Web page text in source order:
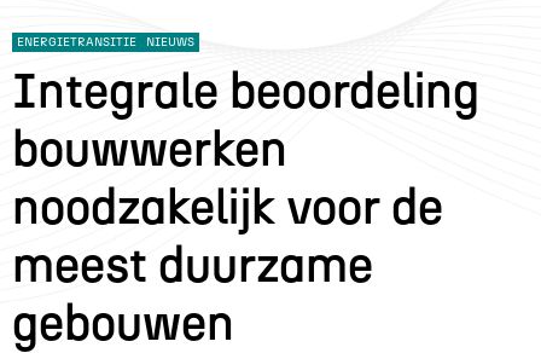
ENERGIETRANSITIE NIEUWS
Integrale beoordeling
bouwwerken
noodzakelijk voor de
meest duurzame
gebouwen